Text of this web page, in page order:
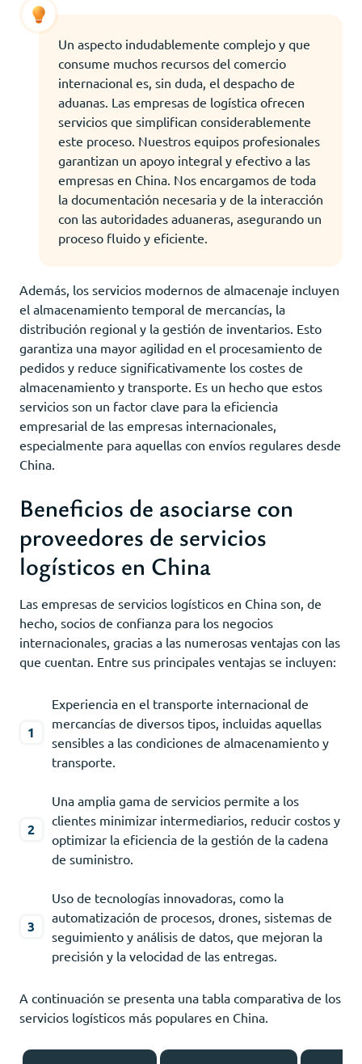
Un aspecto indudablemente complejo y que
consume muchos recursos del comercio
internacional es, sin duda, el despacho de
aduanas. Las empresas de logística ofrecen
servicios que simplifican considerablemente
este proceso. Nuestros equipos profesionales
garantizan un apoyo integral y efectivo a las
empresas en China. Nos encargamos de toda
la documentación necesaria y de la interacción
con las autoridades aduaneras, asegurando un
proceso fluido y eficiente.
Además, los servicios modernos de almacenaje incluyen
el almacenamiento temporal de mercancías, la
distribución regional y la gestión de inventarios. Esto
garantiza una mayor agilidad en el procesamiento de
pedidos y reduce significativamente los costes de
almacenamiento y transporte. Es un hecho que estos
servicios son un factor clave para la eficiencia
empresarial de las empresas internacionales,
especialmente para aquellas con envíos regulares desde
China.
Beneficios de asociarse con
proveedores de servicios
logísticos en China
Las empresas de servicios logísticos en China son, de
hecho, socios de confianza para los negocios
internacionales, gracias a las numerosas ventajas con las
que cuentan. Entre sus principales ventajas se incluyen:
Experiencia en el transporte internacional de
mercancías de diversos tipos, incluidas aquellas
sensibles a las condiciones de almacenamiento y
transporte.
Una amplia gama de servicios permite a los
clientes minimizar intermediarios, reducir costos y
optimizar la eficiencia de la gestión de la cadena
de suministro.
Uso de tecnologías innovadoras, como la
automatización de procesos, drones, sistemas de
seguimiento y análisis de datos, que mejoran la
precisión y la velocidad de las entregas.
A continuación se presenta una tabla comparativa de los
servicios logísticos más populares en China.